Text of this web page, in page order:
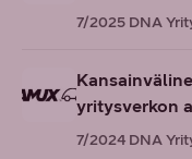
7/2025 DNA
yritysverkon
7/2024 DNA